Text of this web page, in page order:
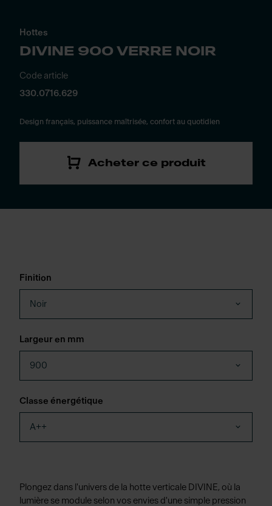
Hottes
DIVINE 900 VERRE NOIR
Code article
330.0716.629
Design français, puissance maîtrisée, confort au quotidien
Acheter ce produit
Finition
Noir
Largeur en mm
900
Classe énergétique
A++
Plongez dans l'univers de la hotte verticale DIVINE, où la
lumière se module selon vos envies d'une simple pression